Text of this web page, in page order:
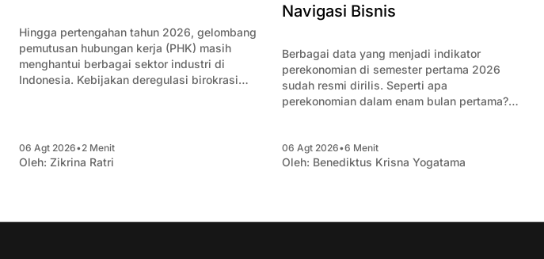
Hingga pertengahan tahun 2026, gelombang
pemutusan hubungan kerja (PHK) masih
menghantui berbagai sektor industri di
Indonesia. Kebijakan deregulasi birokrasi
06 Agt 2026•2 Menit
Oleh: Zikrina Ratri
Navigasi Bisnis
Berbagai data yang menjadi indikator
perekonomian di semester pertama 2026
sudah resmi dirilis. Seperti apa
perekonomian dalam enam bulan pertama?
bagi pengusaha.
06 Agt 2026•6 Menit
Oleh: Benediktus Krisna Yogatama